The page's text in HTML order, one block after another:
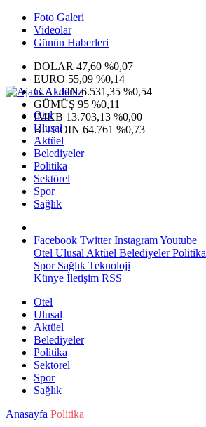
Foto Galeri
Videolar
Günün Haberleri
DOLAR 47,60 %0,07
EURO 55,09 %0,14
G.ALTIN6.531,35 %0,54
GÜMÜŞ 95 %0,11
IMKB 13.703,13 %0,00
BITCOIN 64.761 %0,73
Otel
Ulusal
Aktüel
Belediyeler
Politika
Sektörel
Spor
Sağlık
Facebook Twitter InstagramYoutube
Otel Ulusal Aktüel BelediyelerPolitika
SporSağlık Teknoloji
Künye İletişim RSS
Otel
Ulusal
Aktüel
Belediyeler
Politika
Sektörel
Spor
Sağlık
Anasayfa Politika